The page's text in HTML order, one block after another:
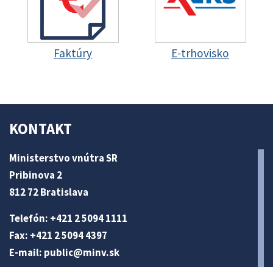
Faktúry E-trhovisko
KONTAKT
Ministerstvo vnútra SR
Pribinova 2
812 72 Bratislava
Telefón: +421 2 5094 1111
Fax: +421 2 5094 4397
E-mail: public@minv.sk